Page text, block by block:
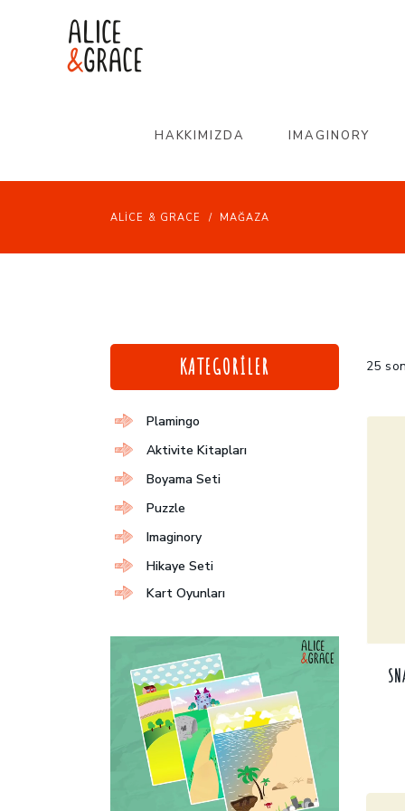
HAKKIMIZDA IMAGINORY
ALICE & GRACE / MAĞAZA
25
KATEGORILER
Plamingo
Aktivite Kitapları
Boyama Seti
Puzzle
Imaginory
Hikaye Seti
Kart Oyunları